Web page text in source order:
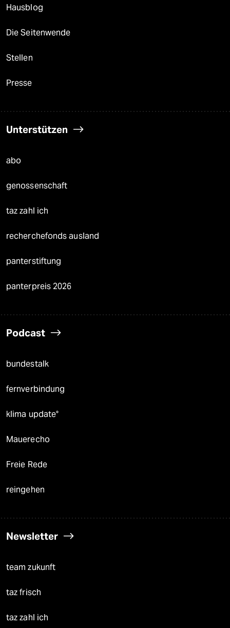
Hausblog
Die Seitenwende
Stellen
Presse
Unterstützen
abo
genossenschaft
taz zahl ich
recherchefonds ausland
panterstiftung
panterpreis 2026
Podcast
bundestalk
fernverbindung
klima update°
Mauerecho
Freie Rede
reingehen
Newsletter
team zukunft
taz frisch
taz zahl ich